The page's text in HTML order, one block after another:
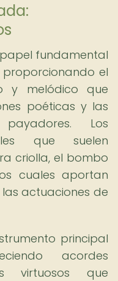
fundamental
el
y melódico que
poéticas y las
Los
que suelen
criolla, el bombo
cuales aportan
actuaciones de
principal
acordes
virtuosos que